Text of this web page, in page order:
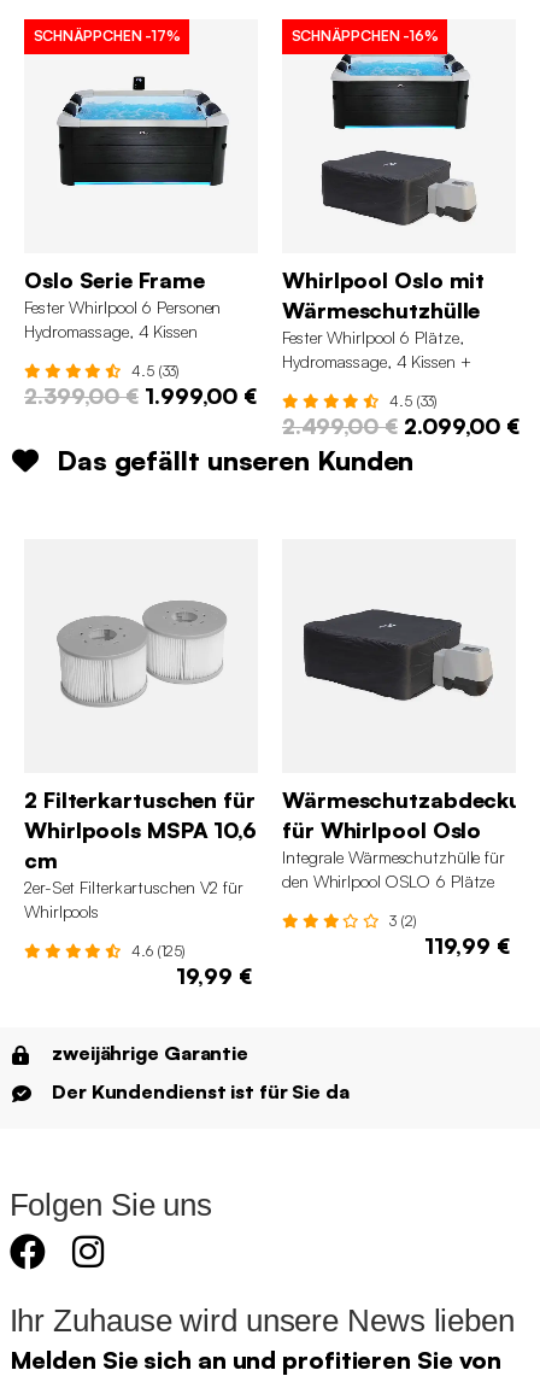
SCHNÄPPCHEN -17%
Oslo Serie Frame
Fester Whirlpool 6 Personen
Hydromassage, 4 Kissen
4.5 (33)
2.399,00 € 1.999,00 €
SCHNÄPPCHEN -16%
Whirlpool Oslo mit
Wärmeschutzhülle
Fester Whirlpool 6 Plätze,
Hydromassage, 4 Kissen +
4.5 (33)
2.499,00 € 2.099,00 €
Das gefällt unseren Kunden
2 Filterkartuschen für
Whirlpools MSPA 10,6
cm
2er-Set Filterkartuschen V2 für
Whirlpools
4.6 (125)
19,99 €
für Whirlpool Oslo
Integrale Wärmeschutzhülle für
den Whirlpool OSLO 6 Plätze
3 (2)
119,99 €
zweijährige Garantie
Der Kundendienst ist für Sie da
Folgen Sie uns
Ihr Zuhause wird unsere News lieben
Melden Sie sich an und profitieren Sie von